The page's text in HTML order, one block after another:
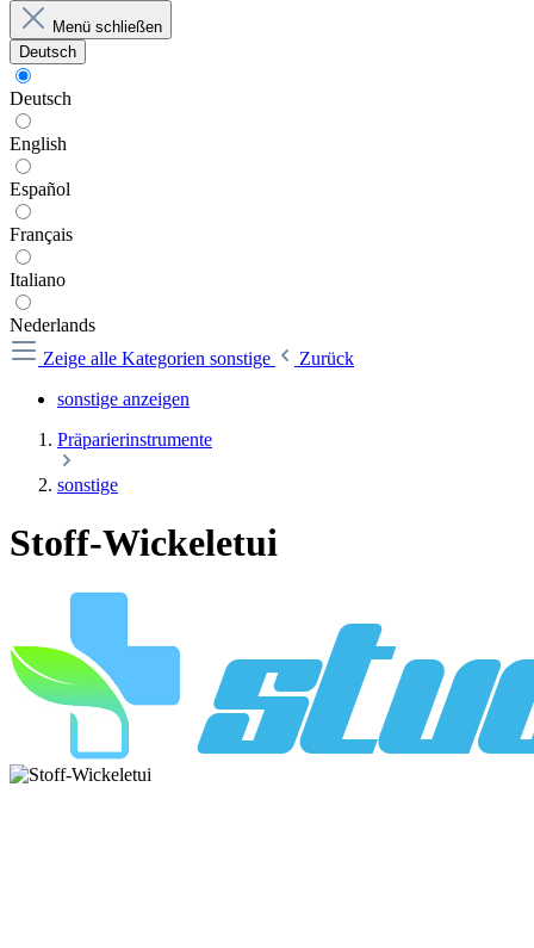
Menü schließen
Deutsch
Deutsch
English
Español
Français
Italiano
Nederlands
Zeige alle Kategorien sonstige
Zurück
sonstige anzeigen
Präparierinstrumente
sonstige
Stoff-Wickeletui